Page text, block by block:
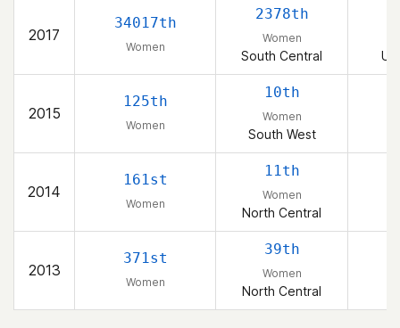
2017
34017th
Women
2378th
Women
South Central
2015
125th
Women
10th
Women
South West
2014
161st
Women
11th
Women
North Central
2013
371st
Women
39th
Women
North Central